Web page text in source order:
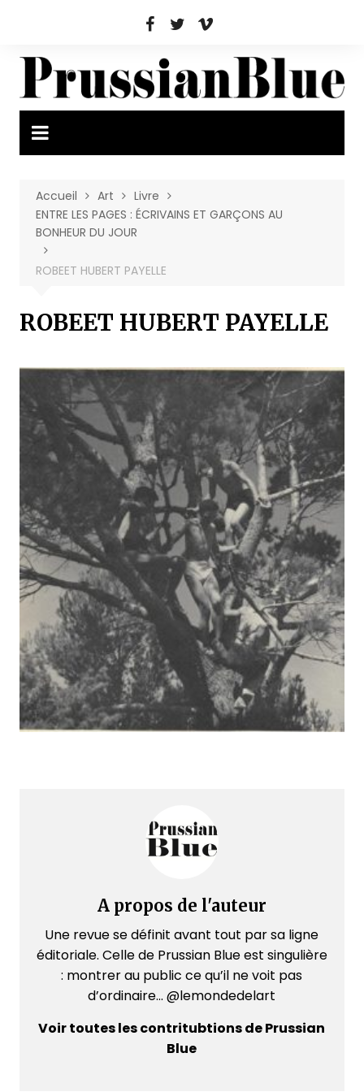
Accueil Art
Livre
ENTRE LES PAGES : ÉCRIVAINS ET GARÇONS AU
BONHEUR DU JOUR
ROBEET HUBERT PAYELLE
ROBEET HUBERT PAYELLE
A propos de l'auteur
Une revue se définit avant tout par sa ligne
éditoriale. Celle de Prussian Blue est singulière
: montrer au public ce qu’il ne voit pas
d’ordinaire... @lemondedelart
Voir toutes les contritubtions de Prussian
Blue